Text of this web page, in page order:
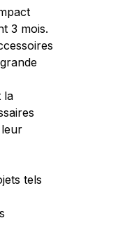
3 mois.
la
tels